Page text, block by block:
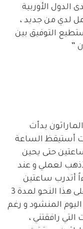
الدول الأوربية
لدي من جديد ،
التوفيق بين
”
بدأت
أستيقظ الساعة
حتى يحين
لعملي و عند
أتدرب ساعتين
أيضاً ثم أعود إلى المنزل ، استمريت على هذا النحو لمدة 3
المنشود و رغم
رافقتني ،